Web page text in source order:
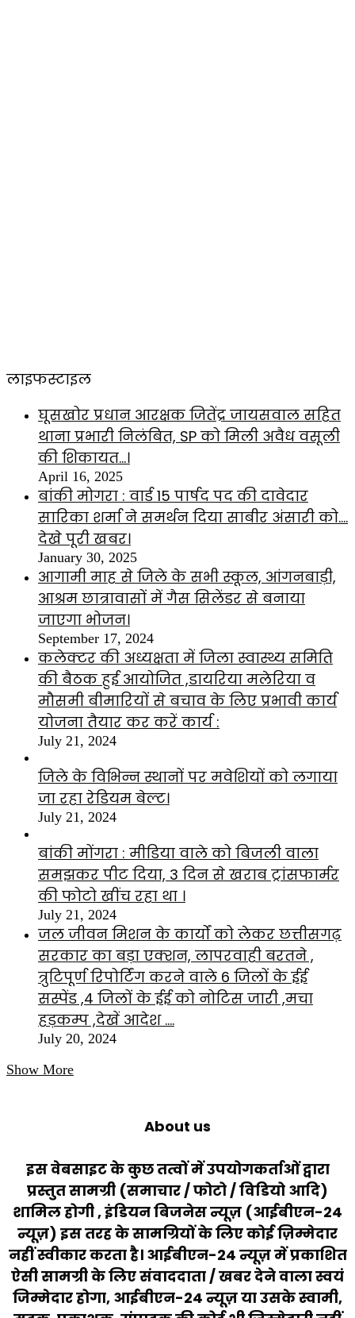
लाइफस्टाइल
घूसखोर प्रधान आरक्षक जितेंद्र जायसवाल सहित
थाना प्रभारी निलंबित, SP को मिली अवैध वसूली
की शिकायत…।
April 16, 2025
बांकी मोगरा : वार्ड 15 पार्षद पद की दावेदार
सारिका शर्मा ने समर्थन दिया साबीर अंसारी को….
देखे पूरी खबर।
January 30, 2025
आगामी माह से जिले के सभी स्कूल, आंगनबाड़ी,
आश्रम छात्रावासों में गैस सिलेंडर से बनाया
जाएगा भोजन।
September 17, 2024
कलेक्टर की अध्यक्षता में जिला स्वास्थ्य समिति
की बैठक हुई आयोजित ,डायरिया मलेरिया व
मौसमी बीमारियों से बचाव के लिए प्रभावी कार्य
योजना तैयार कर करें कार्य :
July 21, 2024
जिले के विभिन्न स्थानों पर मवेशियों को लगाया
जा रहा रेडियम बेल्ट।
July 21, 2024
बांकी मोंगरा : मीडिया वाले को बिजली वाला
समझकर पीट दिया, 3 दिन से खराब ट्रांसफार्मर
की फोटो खींच रहा था ।
July 21, 2024
जल जीवन मिशन के कार्यों को लेकर छत्तीसगढ़
सरकार का बड़ा एक्शन, लापरवाही बरतने ,
त्रुटिपूर्ण रिपोर्टिंग करने वाले 6 जिलों के ईई
सस्पेंड ,4 जिलों के ईई को नोटिस जारी ,मचा
हड़कम्प ,देखें आदेश ….
July 20, 2024
Show More
About us
इस वेबसाइट के कुछ तत्वों में उपयोगकर्ताओं द्वारा
प्रस्तुत सामग्री (समाचार / फोटो / विडियो आदि)
शामिल होगी , इंडियन बिजनेस न्यूज़ (आईबीएन-24
न्यूज़) इस तरह के सामग्रियों के लिए कोई ज़िम्मेदार
नहीं स्वीकार करता है। आईबीएन-24 न्यूज़ में प्रकाशित
ऐसी सामग्री के लिए संवाददाता / खबर देने वाला स्वयं
जिम्मेदार होगा, आईबीएन-24 न्यूज़ या उसके स्वामी,